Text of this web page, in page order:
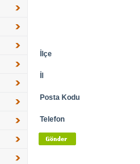
İlçe
Posta Kodu
Telefon